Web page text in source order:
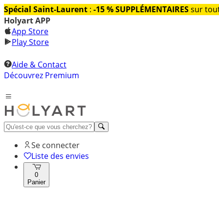
Spécial Saint-Laurent : -15 % SUPPLÉMENTAIRESsur
Holyart APP
App Store
Play Store
Aide & Contact
Découvrez Premium
Se connecter
Liste des envies
0
Panier